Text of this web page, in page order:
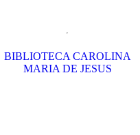
BIBLIOTECA CAROLINA
MARIA DE JESUS